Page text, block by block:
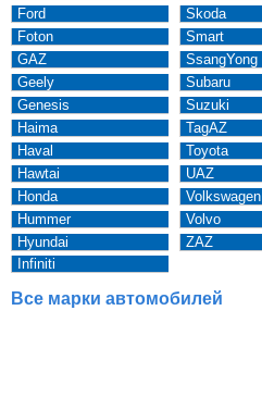
Ford
Foton
GAZ
Geely
Genesis
Haima
Haval
Hawtai
Honda
Hummer
Hyundai
Infiniti
Skoda
Smart
SsangYong
Subaru
Suzuki
TagAZ
Toyota
UAZ
Volkswagen
Volvo
ZAZ
Все марки автомобилей